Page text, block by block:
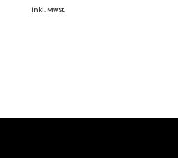
inkl. MwSt.